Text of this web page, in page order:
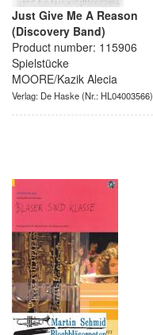
Just Give Me A Reason
(Discovery Band)
Product number: 115906
Spielstücke
MOORE/Kazik Alecia
Verlag: De Haske(Nr.: HL04003566)